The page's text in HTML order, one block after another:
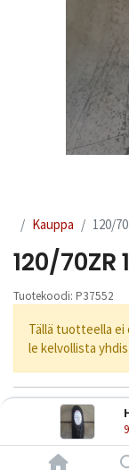
Kauppa 120/
120/70ZR
Tuotekoodi: P37552
Tällä tuotteella ei
le kelvollista
Toimitusehdot